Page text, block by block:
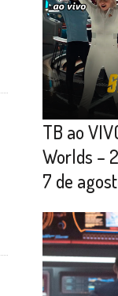
TB ao
Worlds –
7 de